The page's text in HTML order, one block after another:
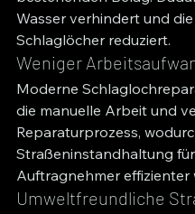
Wasser verhindert und
Schlaglöcher reduziert.
Weniger
Moderne
die manuelle Arbeit und
Reparaturprozess,
Straßeninstandhaltung
Auftragnehmer effizienter
Umweltfreundliche